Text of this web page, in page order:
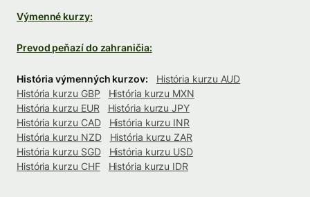
Výmenné kurzy:
Prevod peňazí do zahraničia:
História výmenných kurzov:
História kurzu AUD
História kurzu GBP
História kurzu MXN
História kurzu EUR
História kurzu JPY
História kurzu CAD
História kurzu INR
História kurzu NZD
História kurzu ZAR
História kurzu SGD
História kurzu USD
História kurzu CHF
História kurzu IDR